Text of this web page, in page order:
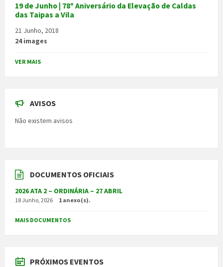
19 de Junho | 78º Aniversário da Elevação de Caldas
das Taipas a Vila
21 Junho, 2018
24 images
VER MAIS
AVISOS
Não existem avisos
DOCUMENTOS OFICIAIS
2026 ATA 2 – ORDINÁRIA – 27 ABRIL
18 Junho, 2026 1 anexo(s).
MAIS DOCUMENTOS
PRÓXIMOS EVENTOS